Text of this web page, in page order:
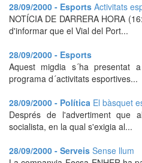
28/09/2000 - Esports Activitats
NOTÍCIA DE DARRERA HORA
d'informar que el Vial del Port...
28/09/2000 - Esports
Aquest migdia s´ha presentat
programa d´activitats esportives...
28/09/2000 - Política El bàsquet
Després de l'advertiment que
socialista, en la qual s'exigia al...
28/09/2000 - Serveis Sense llum